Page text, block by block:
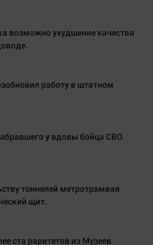
возможно ухудшение качества
работу в штатном
у вдовы бойца СВО
тоннелей метротрамвая
щит.
ста раритетов из Музеев